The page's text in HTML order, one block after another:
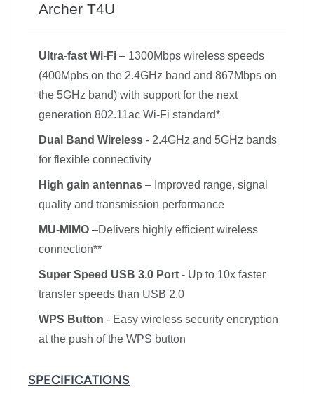
Archer T4U
Ultra-fast Wi-Fi – 1300Mbps wireless speeds
(400Mpbs on the 2.4GHz band and 867Mbps on
the 5GHz band) with support for the next
generation 802.11ac Wi-Fi standard*
Dual Band Wireless - 2.4GHz and 5GHz bands
for flexible connectivity
High gain antennas – Improved range, signal
quality and transmission performance
MU-MIMO –Delivers highly efficient wireless
connection**
Super Speed USB 3.0 Port - Up to 10x faster
transfer speeds than USB 2.0
WPS Button - Easy wireless security encryption
at the push of the WPS button
SPECIFICATIONS